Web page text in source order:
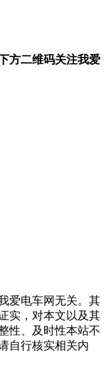
方二维码关注我爱
爱电车网无关。其
实，对本文以及其
性、及时性本站不
自行核实相关内